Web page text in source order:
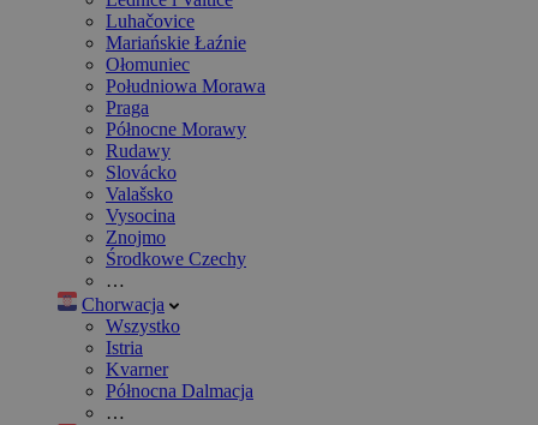
Luhačovice
Mariańskie Łaźnie
Ołomuniec
Południowa Morawa
Praga
Północne Morawy
Rudawy
Slovácko
Valašsko
Vysocina
Znojmo
Środkowe Czechy
…
Chorwacja
Wszystko
Istria
Kvarner
Północna Dalmacja
…